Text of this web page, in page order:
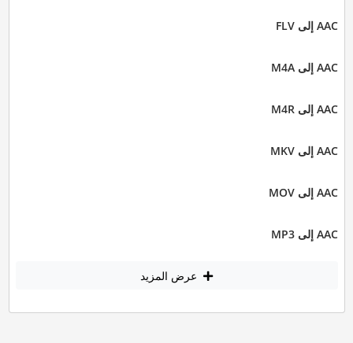
AAC إلى FLV
AAC إلى M4A
AAC إلى M4R
AAC إلى MKV
AAC إلى MOV
AAC إلى MP3
عرض المزيد